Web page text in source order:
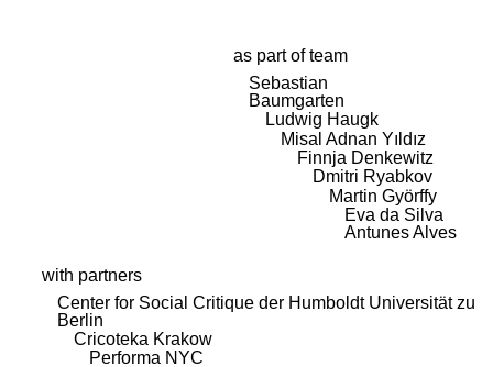
as part of team
Sebastian
Baumgarten
Ludwig Haugk
Misal Adnan Yıldız
Finnja Denkewitz
Dmitri Ryabkov
Martin Györffy
Eva da Silva
Antunes Alves
with partners
Center for Social Critique der Humboldt Universität zu
Berlin
Cricoteka Krakow
Performa NYC